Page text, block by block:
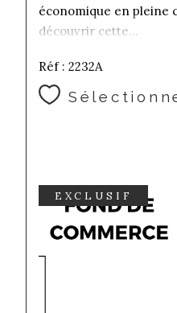
économique en pleine
découvrir cette...
Réf : 2232A
EXCLUSIF